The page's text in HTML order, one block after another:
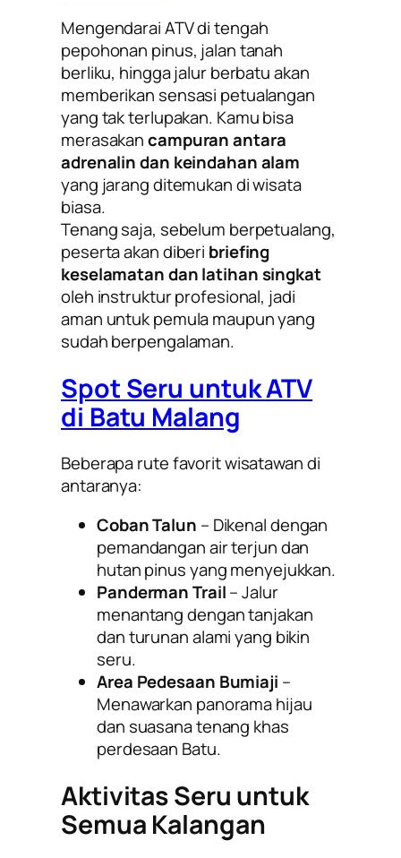
Mengendarai ATV di tengah
pepohonan pinus, jalan tanah
berliku, hingga jalur berbatu akan
memberikan sensasi petualangan
yang tak terlupakan. Kamu bisa
merasakancampuran antara
adrenalin dan keindahan alam
yang jarang ditemukan di wisata
biasa.
Tenang saja, sebelum berpetualang,
peserta akan diberi briefing
keselamatan dan latihan singkat
oleh instruktur profesional, jadi
aman untuk pemula maupun yang
sudah berpengalaman.
Spot Seru untuk ATV
di Batu Malang
Beberapa rute favorit wisatawan di
antaranya:
Coban Talun – Dikenal dengan
pemandangan air terjun dan
hutan pinus yang menyejukkan.
Panderman Trail– Jalur
menantang dengan tanjakan
dan turunan alami yang bikin
seru.
Area Pedesaan Bumiaji –
Menawarkan panorama hijau
dan suasana tenang khas
perdesaan Batu.
Aktivitas Seru untuk
Semua Kalangan